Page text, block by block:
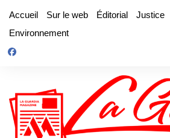
contenu
Accueil Sur le web Éditorial Justice
Environnement